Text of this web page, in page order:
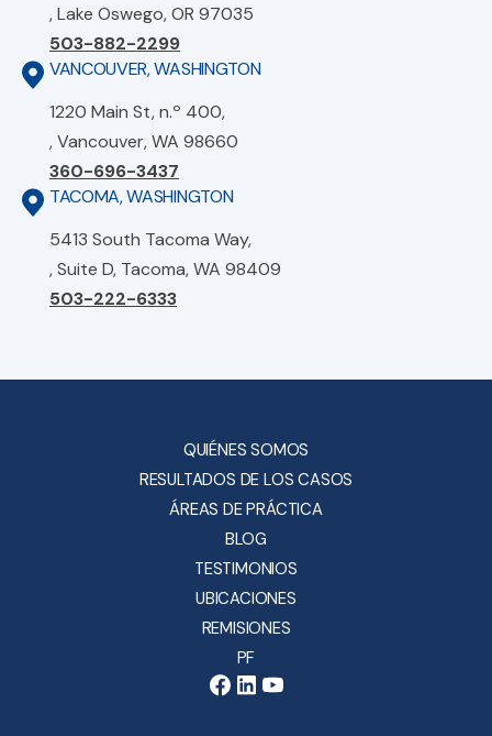
, Lake Oswego, OR 97035
503-882-2299
VANCOUVER, WASHINGTON
1220 Main St, n.º 400,
, Vancouver, WA 98660
360-696-3437
TACOMA, WASHINGTON
5413 South Tacoma Way,
, Suite D, Tacoma, WA 98409
503-222-6333
QUIÉNES SOMOS
RESULTADOS DE LOS CASOS
ÁREAS DE PRÁCTICA
BLOG
TESTIMONIOS
UBICACIONES
REMISIONES
PF